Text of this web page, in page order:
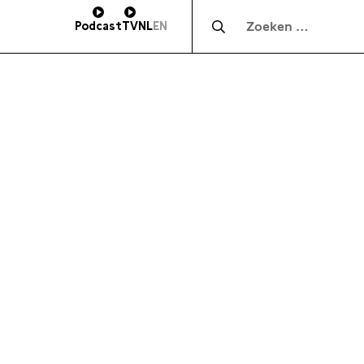
PodcastTVNLEN